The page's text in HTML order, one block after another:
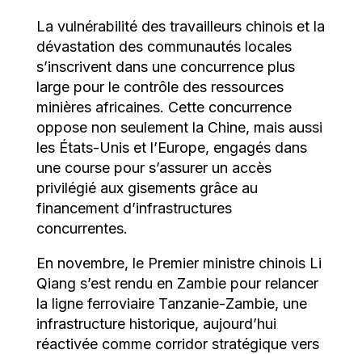
La vulnérabilité des travailleurs chinois et la
dévastation des communautés locales
s’inscrivent dans une concurrence plus
large pour le contrôle des ressources
minières africaines. Cette concurrence
oppose non seulement la Chine, mais aussi
les États-Unis et l’Europe, engagés dans
une course pour s’assurer un accès
privilégié aux gisements grâce au
financement d’infrastructures
concurrentes.
En novembre, le Premier ministre chinois Li
Qiang s’est rendu en Zambie pour relancer
la ligne ferroviaire Tanzanie-Zambie, une
infrastructure historique, aujourd’hui
réactivée comme corridor stratégique vers